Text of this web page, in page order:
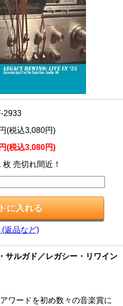
2933
(税込3,080円)
(税込3,080円)
枚 売切れ間近！
返品など)
ルガド／レガシー・リワイン
ワードを初め数々の音楽賞に